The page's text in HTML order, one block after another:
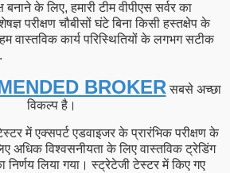
बनाने के लिए, हमारी टीम वीपीएस सर्वर का
परीक्षण चौबीसों घंटे बिना किसी हस्तक्षेप के
वास्तविक कार्य परिस्थितियों के लगभग सटीक
BROKER सबसे अच्छा
विकल्प है।
में एक्सपर्ट एडवाइजर के प्रारंभिक परीक्षण के
अधिक विश्वसनीयता के लिए वास्तविक ट्रेडिंग
निर्णय लिया गया। स्ट्रेटेजी टेस्टर में किए गए